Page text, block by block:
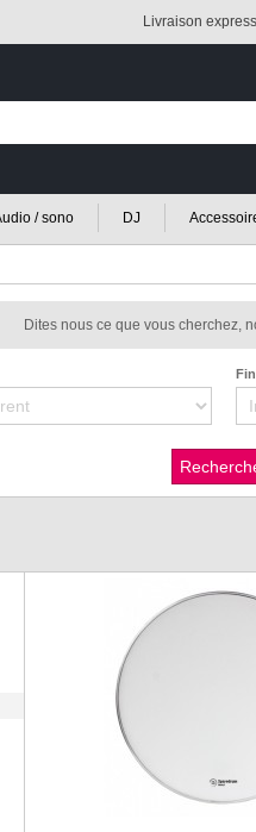
Livraison
/ sono DJ
Dites nous ce que vous cherchez,